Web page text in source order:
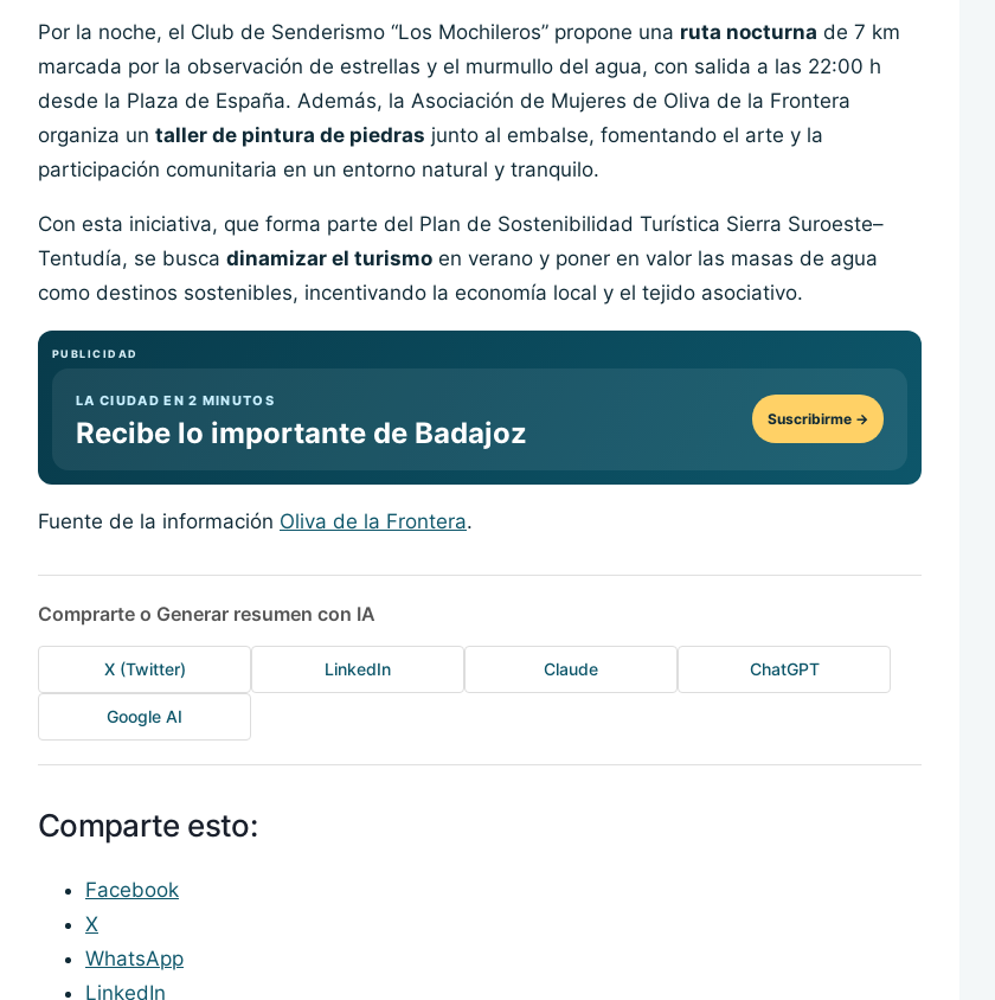
Por la noche, el Club de Senderismo “Los Mochileros” propone una ruta nocturna de 7 km
marcada por la observación de estrellas y el murmullo del agua, con salida a las 22:00 h
desde la Plaza de España. Además, la Asociación de Mujeres de Oliva de la Frontera
organiza un taller de pintura de piedras junto al embalse, fomentando el arte y la
participación comunitaria en un entorno natural y tranquilo.
Con esta iniciativa, que forma parte del Plan de Sostenibilidad Turística Sierra Suroeste–
Tentudía, se busca dinamizar el turismo en verano y poner en valor las masas de agua
como destinos sostenibles, incentivando la economía local y el tejido asociativo.
PUBLICIDAD
LA CIUDAD EN 2 MINUTOS
Recibe lo importante de Badajoz Suscribirme →
Fuente de la información Oliva de la Frontera.
Comprarte o Generar resumen con IA
X (Twitter) LinkedIn Claude ChatGPT
Google AI
Comparte esto:
Facebook
X
WhatsApp
LinkedIn